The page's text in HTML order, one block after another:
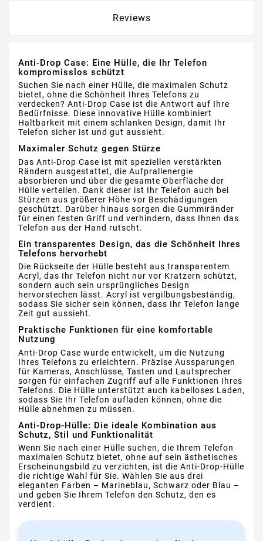
Reviews
Anti-Drop Case: Eine Hülle, die Ihr Telefon
kompromisslos schützt
Suchen Sie nach einer Hülle, die maximalen Schutz
bietet, ohne die Schönheit Ihres Telefons zu
verdecken? Anti-Drop Case ist die Antwort auf Ihre
Bedürfnisse. Diese innovative Hülle kombiniert
Haltbarkeit mit einem schlanken Design, damit Ihr
Telefon sicher ist und gut aussieht.
Maximaler Schutz gegen Stürze
Das Anti-Drop Case ist mit speziellen verstärkten
Rändern ausgestattet, die Aufprallenergie
absorbieren und über die gesamte Oberfläche der
Hülle verteilen. Dank dieser ist Ihr Telefon auch bei
Stürzen aus größerer Höhe vor Beschädigungen
geschützt. Darüber hinaus sorgen die Gummiränder
für einen festen Griff und verhindern, dass Ihnen das
Telefon aus der Hand rutscht.
Ein transparentes Design, das die Schönheit Ihres
Telefons hervorhebt
Die Rückseite der Hülle besteht aus transparentem
Acryl, das Ihr Telefon nicht nur vor Kratzern schützt,
sondern auch sein ursprüngliches Design
hervorstechen lässt. Acryl ist vergilbungsbeständig,
sodass Sie sicher sein können, dass Ihr Telefon lange
Zeit gut aussieht.
Praktische Funktionen für eine komfortable
Nutzung
Anti-Drop Case wurde entwickelt, um die Nutzung
Ihres Telefons zu erleichtern. Präzise Aussparungen
für Kameras, Anschlüsse, Tasten und Lautsprecher
sorgen für einfachen Zugriff auf alle Funktionen Ihres
Telefons. Die Hülle unterstützt auch kabelloses Laden,
sodass Sie Ihr Telefon aufladen können, ohne die
Hülle abnehmen zu müssen.
Anti-Drop-Hülle: Die ideale Kombination aus
Schutz, Stil und Funktionalität
Wenn Sie nach einer Hülle suchen, die Ihrem Telefon
maximalen Schutz bietet, ohne auf sein ästhetisches
Erscheinungsbild zu verzichten, ist die Anti-Drop-Hülle
die richtige Wahl für Sie. Wählen Sie aus drei
eleganten Farben – Marineblau, Schwarz oder Blau –
und geben Sie Ihrem Telefon den Schutz, den es
verdient.